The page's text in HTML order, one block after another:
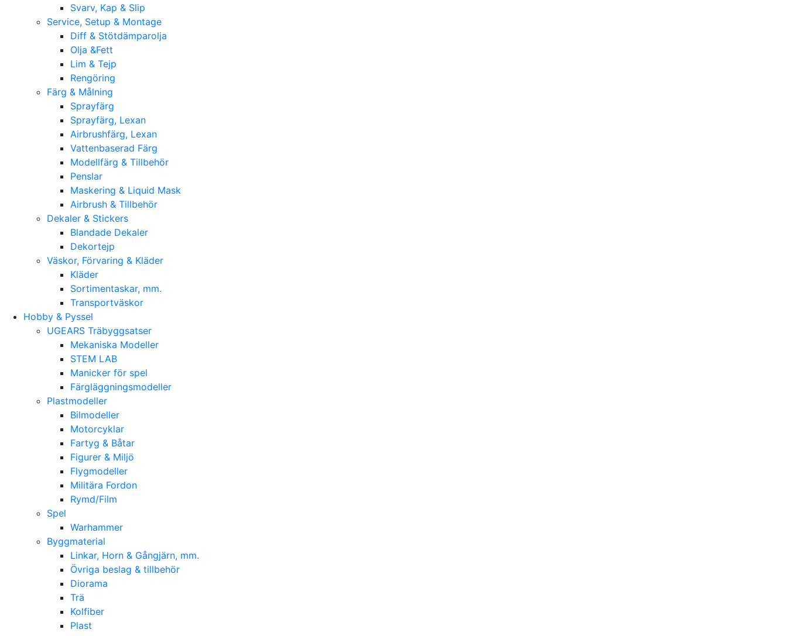
Svarv, Kap & Slip
Service, Setup & Montage
Diff & Stötdämparolja
Olja &Fett
Lim & Tejp
Rengöring
Färg & Målning
Sprayfärg
Sprayfärg, Lexan
Airbrushfärg, Lexan
Vattenbaserad Färg
Modellfärg & Tillbehör
Penslar
Maskering & Liquid Mask
Airbrush & Tillbehör
Dekaler & Stickers
Blandade Dekaler
Dekortejp
Väskor, Förvaring & Kläder
Kläder
Sortimentaskar, mm.
Transportväskor
Hobby & Pyssel
UGEARS Träbyggsatser
Mekaniska Modeller
STEM LAB
Manicker för spel
Färgläggningsmodeller
Plastmodeller
Bilmodeller
Motorcyklar
Fartyg & Båtar
Figurer & Miljö
Flygmodeller
Militära Fordon
Rymd/Film
Spel
Warhammer
Byggmaterial
Linkar, Horn & Gångjärn, mm.
Övriga beslag & tillbehör
Diorama
Trä
Kolfiber
Plast